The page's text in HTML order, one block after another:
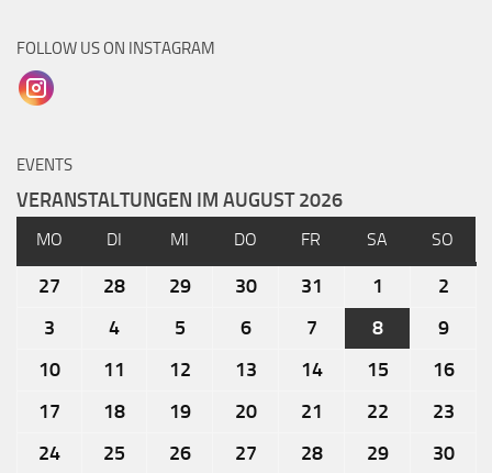
FOLLOW US ON INSTAGRAM
EVENTS
VERANSTALTUNGEN IM AUGUST 2026
MO DI MI DO FR SA SO
27 28 29 30 31 1
2
3
4 5 6 7 8
9
10
11 12 13 14 15
16
17
18 19 20 21 22
23
24
25 26 27 28 29 30